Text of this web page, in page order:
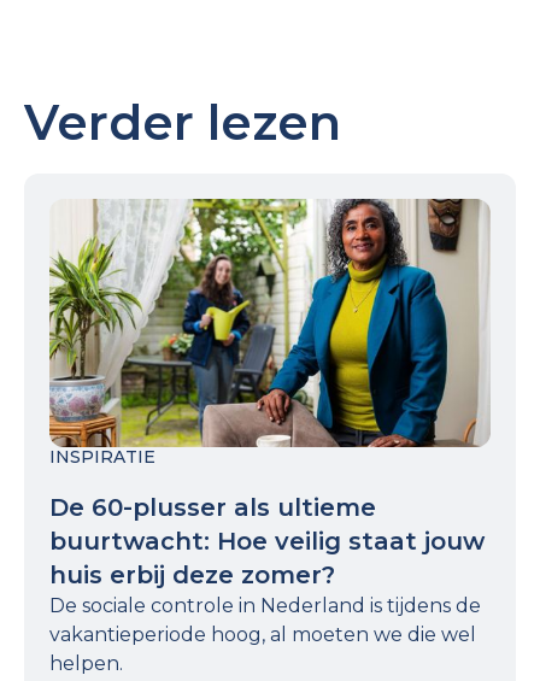
Verder lezen
INSPIRATIE
De 60-plusser als ultieme
buurtwacht: Hoe veilig staat jouw
huis erbij deze zomer?
De sociale controle in Nederland is tijdens de
vakantieperiode hoog, al moeten we die wel
helpen.